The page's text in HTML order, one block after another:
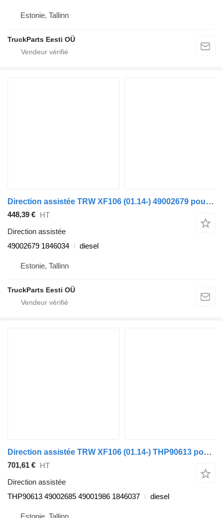
Estonie, Tallinn
TruckParts Eesti OÜ
Direction assistée TRW XF106 (01.14-) 49002679 pour tracteur routier DAF XF106 (2014-)
448,39 € HT
Direction assistée
49002679 1846034
diesel
Estonie, Tallinn
TruckParts Eesti OÜ
Direction assistée TRW XF106 (01.14-) THP90613 pour tracteur routier DAF XF106 (2014-)
701,61 € HT
Direction assistée
THP90613 49002685 49001986 1846037
diesel
Estonie, Tallinn